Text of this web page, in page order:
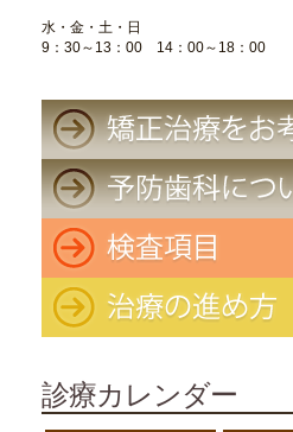
水・金・土・日
9：30～13：00 14：00～18：00
診療カレンダー